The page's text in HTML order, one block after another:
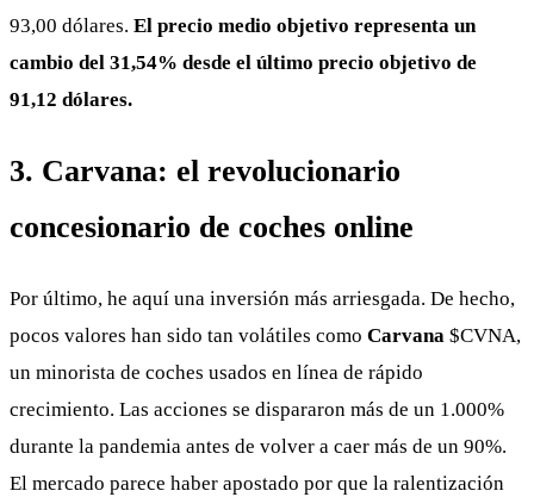
93,00 dólares. El precio medio objetivo representa un
cambio del 31,54% desde el último precio objetivo de
91,12 dólares.
3. Carvana: el revolucionario
concesionario de coches online
Por último, he aquí una inversión más arriesgada. De hecho,
pocos valores han sido tan volátiles como Carvana $CVNA,
un minorista de coches usados en línea de rápido
crecimiento. Las acciones se dispararon más de un 1.000%
durante la pandemia antes de volver a caer más de un 90%.
El mercado parece haber apostado por que la ralentización